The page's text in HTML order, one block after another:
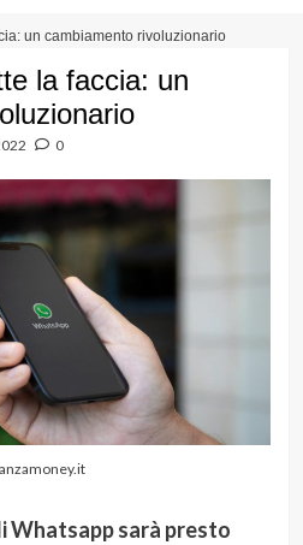
un cambiamento rivoluzionario
la faccia: un
0
Whatsapp sarà presto